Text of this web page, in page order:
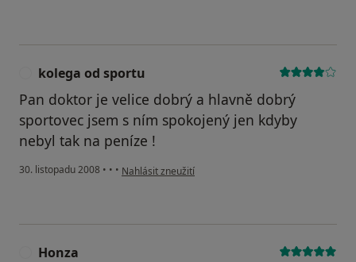
kolega od sportu
Pan doktor je velice dobrý a hlavně dobrý
sportovec jsem s ním spokojený jen kdyby
nebyl tak na peníze !
30. listopadu 2008 • • • podle názoru uživatele kolega od sportu
Nahlásit zneužití
Honza